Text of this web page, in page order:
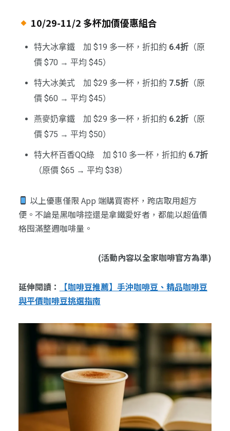
10/29-11/2 多杯加價優惠組合
特大冰拿鐵 加 $19 多一杯，折扣約 6.4折（原
價 $70 → 平均 $45）
特大冰美式 加 $29 多一杯，折扣約 7.5折（原
價 $60 → 平均 $45）
燕麥奶拿鐵 加 $29 多一杯，折扣約 6.2折（原
價 $75 → 平均 $50）
特大杯百香QQ綠 加 $10 多一杯，折扣約 6.7折
（原價 $65 → 平均 $38）
以上優惠僅限 App 端購買寄杯，跨店取用超方
便。不論是黑咖啡控還是拿鐵愛好者，都能以超值價
格囤滿整週咖啡量。
(活動內容以全家咖啡官方為準)
延伸閱讀：
【咖啡豆推薦】手沖咖啡豆、精品咖啡豆
與平價咖啡豆挑選指南